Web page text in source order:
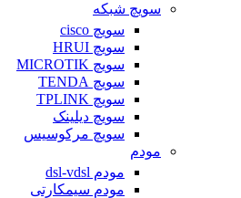
سویچ شبکه
سویچ cisco
سویچ HRUI
سویچ MICROTIK
سویچ TENDA
سویچ TPLINK
سویچ دیلینک
سویچ مرکوسیس
مودم
مودم dsl-vdsl
مودم سیمکارتی